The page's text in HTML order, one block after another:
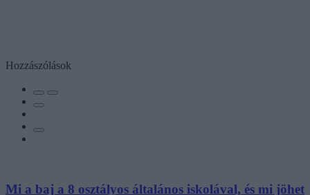
Hozzászólások
Mi a baj a 8 osztályos általános iskolával, és mi jöhet